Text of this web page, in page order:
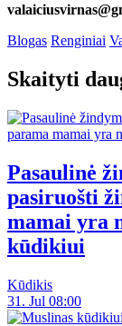
Blogas Renginiai
Skaityti
Pasaulinė
pasiruošti
mamai yra
kūdikiui
Kūdikis
31. Jul 08:00